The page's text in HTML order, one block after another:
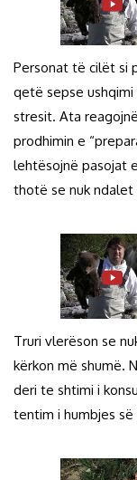
Personat të cilët si
qetë sepse
stresit. Ata
prodhimin e
lehtësojnë pasojat
thotë se nuk ndalet
Truri vlerëson se
kërkon më shumë.
deri te shtimi i
tentim i humbjes